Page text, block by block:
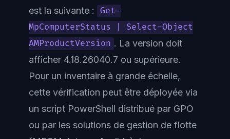
est la suivante :
Get-
MpComputerStatus | Select-Object
AMProductVersion . La version doit
afficher 4.18.26040.7 ou supérieure.
Pour un inventaire à grande échelle,
cette vérification peut être déployée via
un script PowerShell distribué par GPO
ou par les solutions de gestion de flotte